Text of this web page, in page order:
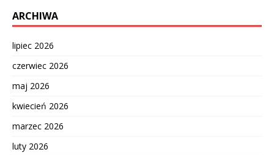
ARCHIWA
lipiec 2026
czerwiec 2026
maj 2026
kwiecień 2026
marzec 2026
luty 2026